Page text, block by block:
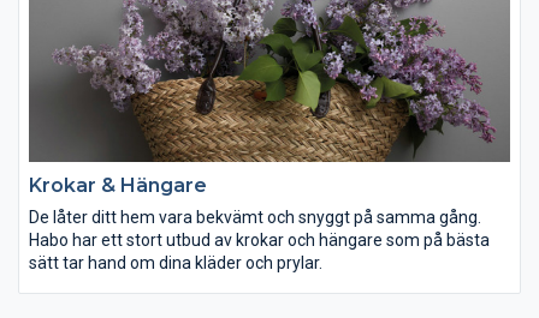
Krokar & Hängare
De låter ditt hem vara bekvämt och snyggt på samma gång.
Habo har ett stort utbud av krokar och hängare som på bästa
sätt tar hand om dina kläder och prylar.